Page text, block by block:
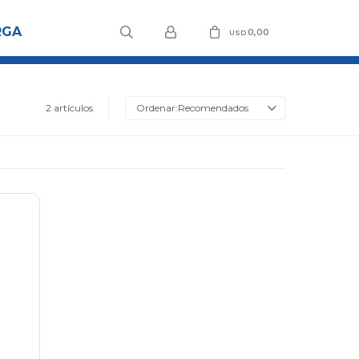
USD0,00
2 artículos Recomendados